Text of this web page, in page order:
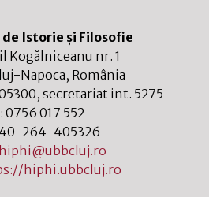
Istorie și Filosofie
Kogălniceanu nr. 1
Napoca, România
, secretariat int. 5275
0756 017 552
264-405326
hiphi@ubbcluj.ro
hiphi.ubbcluj.ro